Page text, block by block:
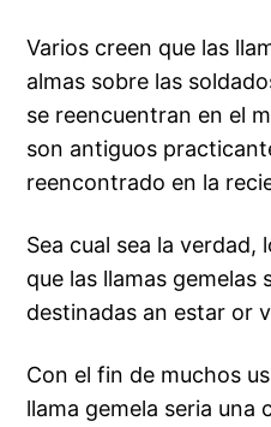
Varios creen que las
almas sobre las
se reencuentran en el
son antiguos
reencontrado en la
Sea cual sea la verdad,
que las llamas gemelas
destinadas an estar or
Con el fin de muchos
llama gemela seri­a una